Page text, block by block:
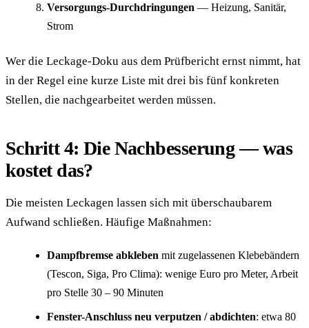
Versorgungs-Durchdringungen — Heizung, Sanitär,
Strom
Wer die Leckage-Doku aus dem Prüfbericht ernst nimmt, hat
in der Regel eine kurze Liste mit drei bis fünf konkreten
Stellen, die nachgearbeitet werden müssen.
Schritt 4: Die Nachbesserung — was
kostet das?
Die meisten Leckagen lassen sich mit überschaubarem
Aufwand schließen. Häufige Maßnahmen:
Dampfbremse abkleben mit zugelassenen Klebebändern
(Tescon, Siga, Pro Clima): wenige Euro pro Meter, Arbeit
pro Stelle 30 – 90 Minuten
Fenster-Anschluss neu verputzen / abdichten: etwa 80